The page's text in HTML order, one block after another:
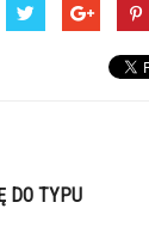
DO TYPU